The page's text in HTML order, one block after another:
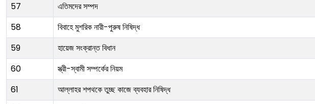
57
এতিমদের সম্পদ
58
বিবাহে মুশরিক নারী-পুরুষ নিষিদ্ধ
59
হায়েজ সংক্রান্ত বিধান
60
স্ত্রী-স্বামী সম্পর্কের নিয়ম
61
আল্লাহর শপথকে তুচ্ছ কাজে ব্যবহার নিষিদ্ধ